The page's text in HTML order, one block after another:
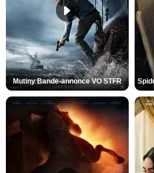
Mutiny Bande-annonce VO STFR